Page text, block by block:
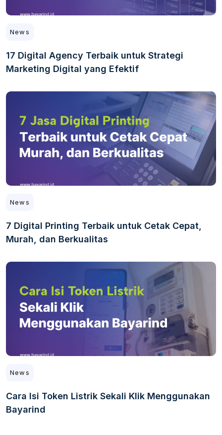
News
17 Digital Agency Terbaik untuk Strategi
Marketing Digital yang Efektif
News
7 Digital Printing Terbaik untuk Cetak Cepat,
Murah, dan Berkualitas
News
Cara Isi Token Listrik Sekali Klik Menggunakan
Bayarind